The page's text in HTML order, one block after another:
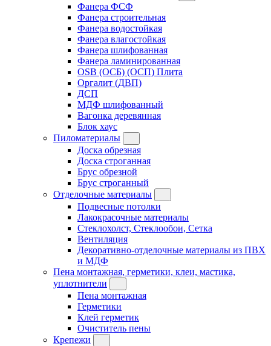
Фанера ФСФ
Фанера строительная
Фанера водостойкая
Фанера влагостойкая
Фанера шлифованная
Фанера ламинированная
OSB (ОСБ) (ОСП) Плита
Оргалит (ДВП)
ДСП
МДФ шлифованный
Вагонка деревянная
Блок хаус
Пиломатериалы
Доска обрезная
Доска строганная
Брус обрезной
Брус строганный
Отделочные материалы
Подвесные потолки
Лакокрасочные материалы
Стеклохолст, Стеклообои, Сетка
Вентиляция
Декоративно-отделочные материалы из ПВХ
и МДФ
Пена монтажная, герметики, клеи, мастика,
уплотнители
Пена монтажная
Герметики
Клей герметик
Очиститель пены
Крепежи